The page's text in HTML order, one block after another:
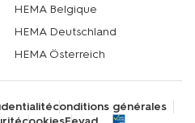
HEMA Belgique
HEMA Deutschland
HEMA Österreich
conditions générales